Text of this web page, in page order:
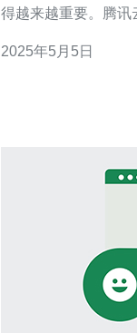
得越来越重要。腾讯
用户体验。近期，腾
2025年5月5日